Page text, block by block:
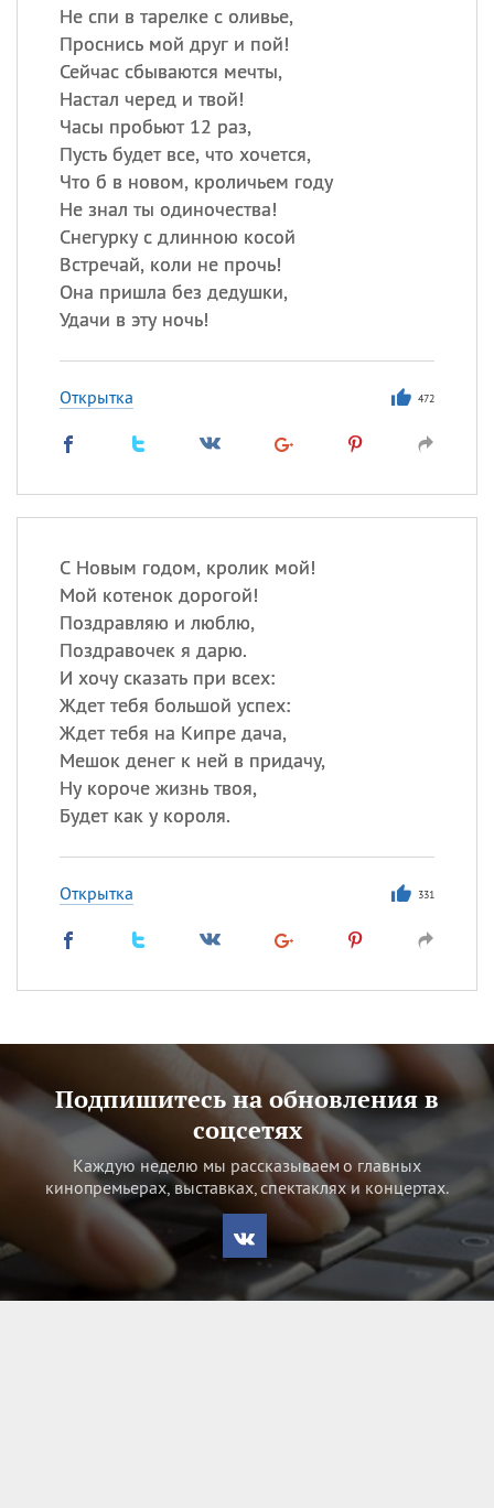
Не спи в тарелке с оливье,
Проснись мой друг и пой!
Сейчас сбываются мечты,
Настал черед и твой!
Часы пробьют 12 раз,
Пусть будет все, что хочется,
Что б в новом, кроличьем году
Не знал ты одиночества!
Снегурку с длинною косой
Встречай, коли не прочь!
Она пришла без дедушки,
Удачи в эту ночь!
Открытка 472
С Новым годом, кролик мой!
Мой котенок дорогой!
Поздравляю и люблю,
Поздравочек я дарю.
И хочу сказать при всех:
Ждет тебя большой успех:
Ждет тебя на Кипре дача,
Мешок денег к ней в придачу,
Ну короче жизнь твоя,
Будет как у короля.
Открытка 331
Подпишитесь на обновления в
соцсетях
Каждую неделю мы рассказываем о главных
кинопремьерах, выставках, спектаклях и концертах.